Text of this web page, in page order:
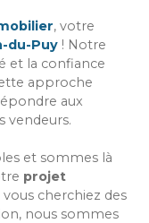
, votre
du-Puy ! Notre
et la confiance
approche
aux
vendeurs.
et sommes là
projet
vous cherchiez des
nous sommes